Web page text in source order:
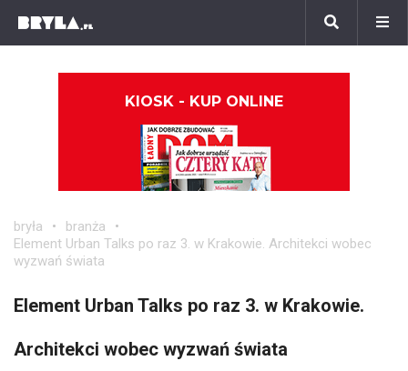
KIOSK - KUP ONLINE
bryła
branża
Element Urban Talks po raz 3. w Krakowie. Architekci wobec
wyzwań świata
Element Urban Talks po raz 3. w Krakowie.
Architekci wobec wyzwań świata